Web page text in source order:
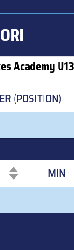
Academy U13
(POSITION)
MIN